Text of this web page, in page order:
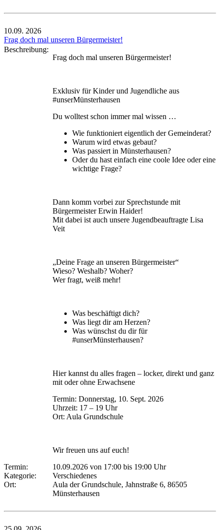
10.09. 2026
Frag doch mal unseren Bürgermeister!
Beschreibung:
Frag doch mal unseren Bürgermeister!
Exklusiv für Kinder und Jugendliche aus
#unserMünsterhausen
Du wolltest schon immer mal wissen …
Wie funktioniert eigentlich der Gemeinderat?
Warum wird etwas gebaut?
Was passiert in Münsterhausen?
Oder du hast einfach eine coole Idee oder eine
wichtige Frage?
Dann komm vorbei zur Sprechstunde mit
Bürgermeister Erwin Haider!
Mit dabei ist auch unsere Jugendbeauftragte Lisa
Veit
„Deine Frage an unseren Bürgermeister“
Wieso? Weshalb? Woher?
Wer fragt, weiß mehr!
Was beschäftigt dich?
Was liegt dir am Herzen?
Was wünschst du dir für
#unserMünsterhausen?
Hier kannst du alles fragen – locker, direkt und ganz
mit oder ohne Erwachsene
Termin: Donnerstag, 10. Sept. 2026
Uhrzeit: 17 – 19 Uhr
Ort: Aula Grundschule
Wir freuen uns auf euch!
Termin:
10.09.2026 von 17:00 bis 19:00 Uhr
Kategorie:
Verschiedenes
Ort:
Aula der Grundschule, Jahnstraße 6, 86505
Münsterhausen